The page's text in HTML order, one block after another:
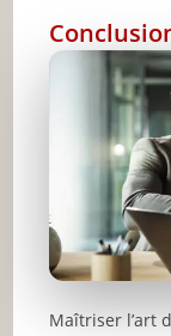
Maîtriser l’art